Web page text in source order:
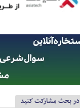
در بحث مشارکت کنید